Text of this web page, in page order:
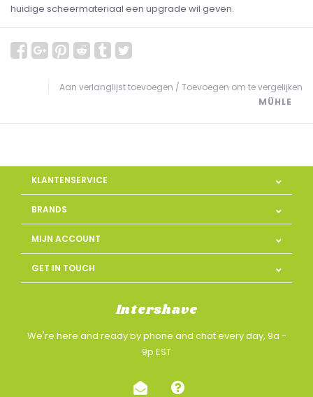
huidige scheermateriaal een upgrade wil geven.
Aan verlanglijst toevoegen / Toevoegen om te vergelijken
MÜHLE
KLANTENSERVICE
BRANDS
MIJN ACCOUNT
GET IN TOUCH
Intershave
We're here and ready by phone and chat every day, 9a -
9p EST